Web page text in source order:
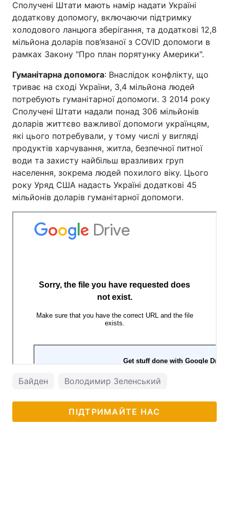
Сполучені Штати мають намір надати Україні
додаткову допомогу, включаючи підтримку
холодового ланцюга зберігання, та додаткові 12,8
мільйона доларів пов’язаної з COVID допомоги в
рамках Закону "Про план порятунку Америки".
Гуманітарна допомога: Внаслідок конфлікту, що
триває на сході України, 3,4 мільйона людей
потребують гуманітарної допомоги. З 2014 року
Сполучені Штати надали понад 306 мільйонів
доларів життєво важливої допомоги українцям,
які цього потребували, у тому числі у вигляді
продуктів харчування, житла, безпечної питної
води та захисту найбільш вразливих груп
населення, зокрема людей похилого віку. Цього
року Уряд США надасть Україні додаткові 45
мільйонів доларів гуманітарної допомоги.
Байден Володимир Зеленський
ПІДТРИМАЙТЕ НАС